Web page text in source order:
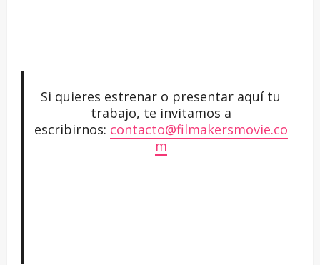
Si quieres estrenar o presentar aquí tu
trabajo, te invitamos a
escribirnos: contacto@filmakersmovie.co
m